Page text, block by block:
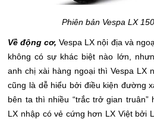
Phiên bản Vespa LX
Về động cơ, Vespa LX nội địa và
không có sự khác biệt nào lớn,
anh chị xài hàng ngoại thìVespa LX
cũng là dễ hiểu bởi điều kiện đường
bên ta thì nhiều “trắc trở gian truân”
LX nhập có vẻ cứng hơn LX Việt bởi